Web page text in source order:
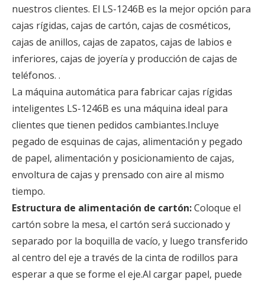
nuestros clientes. El LS-1246B es la mejor opción para
cajas rígidas, cajas de cartón, cajas de cosméticos,
cajas de anillos, cajas de zapatos, cajas de labios e
inferiores, cajas de joyería y producción de cajas de
teléfonos. .
La máquina automática para fabricar cajas rígidas
inteligentes LS-1246B es una máquina ideal para
clientes que tienen pedidos cambiantes.Incluye
pegado de esquinas de cajas, alimentación y pegado
de papel, alimentación y posicionamiento de cajas,
envoltura de cajas y prensado con aire al mismo
tiempo.
Estructura de alimentación de cartón:Coloque el
cartón sobre la mesa, el cartón será succionado y
separado por la boquilla de vacío, y luego transferido
al centro del eje a través de la cinta de rodillos para
esperar a que se forme el eje.Al cargar papel, puede